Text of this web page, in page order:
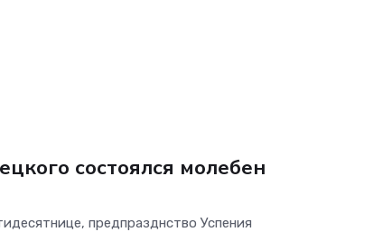
состоялся молебен
предпразднство Успения